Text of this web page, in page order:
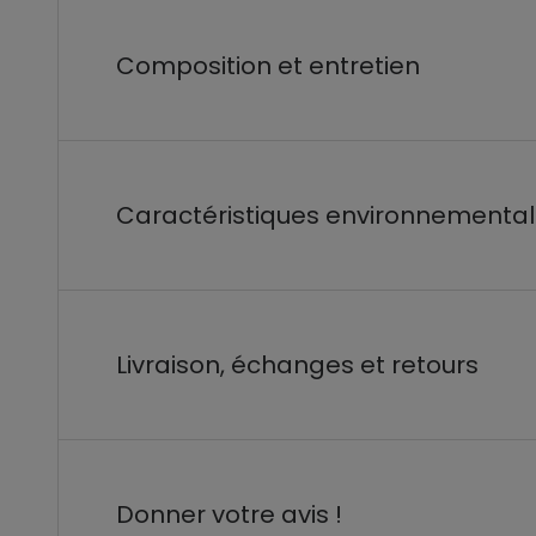
Composition et entretien
Caractéristiques
Livraison, échanges et retours
Donner votre avis !